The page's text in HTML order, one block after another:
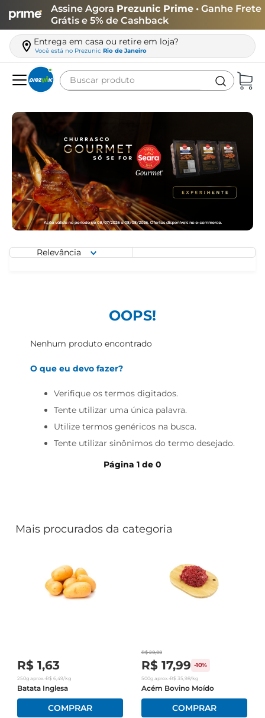
Assine Agora Prezunic Prime • Ganhe Frete
Grátis e 5% de Cashback
Entrega em casa ou retire em loja?
Você está no Prezunic Rio de Janeiro
Buscar produto
Relevância
OOPS!
Nenhum produto encontrado
O que eu devo fazer?
Verifique os termos digitados.
Tente utilizar uma única palavra.
Utilize termos genéricos na busca.
Tente utilizar sinônimos do termo desejado.
Página 1de 0
Mais procurados da categoria
R$ 1,63
250g aprox. •R$ 6,49/kg
Batata Inglesa
R$ 20,00
R$ 17,99 -10%
500gaprox. •R$ 35,98/kg
Acém Bovino Moído
carne
leite
café
queijo
azeite
biscoito
arroz